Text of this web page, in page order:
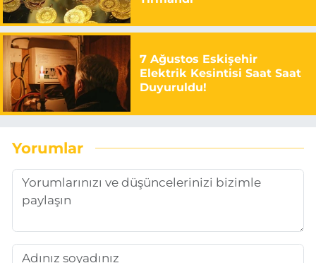
7 Ağustos Eskişehir
Elektrik Kesintisi Saat Saat
Duyuruldu!
Yorumlar